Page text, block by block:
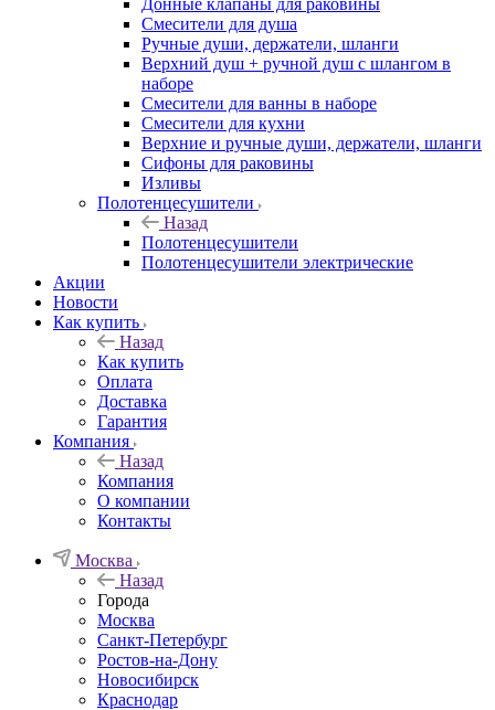
Смесители для душа
Ручные души, держатели, шланги
Верхний душ + ручной душ с шлангом в
наборе
Смесители для ванны в наборе
Смесители для кухни
Верхние и ручные души, держатели, шланги
Сифоны для раковины
Изливы
Полотенцесушители
Назад
Полотенцесушители
Полотенцесушители электрические
Акции
Новости
Как купить
Назад
Как купить
Оплата
Доставка
Гарантия
Компания
Назад
Компания
О компании
Контакты
Москва
Назад
Города
Москва
Санкт-Петербург
Ростов-на-Дону
Новосибирск
Краснодар